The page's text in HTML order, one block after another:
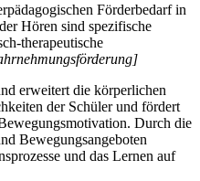
Förderbedarf in
Hören sind spezifische
therapeutische
erweitert die körperlichen
der Schüler und fördert
Durch die
Bewegungsangeboten
und das Lernen auf